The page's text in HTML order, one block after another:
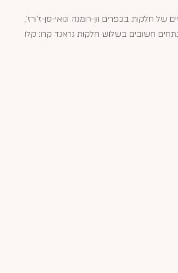
של חלקות בכפרים וון-רומנה ונואי-סן-ז'ורז',
חשובים בשלוש חלקות גראנד קרו: קלו